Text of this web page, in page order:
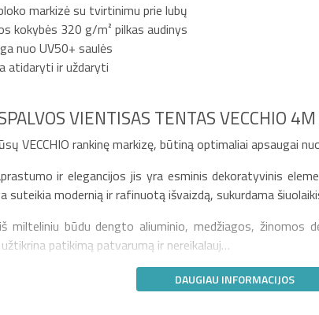
markizė su tvirtinimu prie lubų
kokybės 320 g/m² pilkas audinys
nuo UV50+ saulės
atidaryti ir uždaryti
VIENTISAS TENTAS VECCHIO
VECCHIO rankinę markizę, būtiną optimaliai apsaugai
ir elegancijos jis yra esminis dekoratyvinis
suteikia modernią ir rafinuotą išvaizdą, sukurdama
milteliniu būdu dengto aliuminio, medžiagos, žinomos
patikimą patvarumą ir nereikalauj…
DAUGIAU INFORMACIJOS